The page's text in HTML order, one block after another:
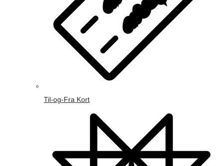
Til-og-Fra Kort